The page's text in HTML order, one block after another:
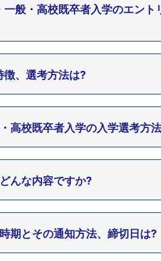
一般・高校既卒者入学のエン
徴、選考方法は?
高校既卒者入学の入学選考方
んな内容ですか?
期とその通知方法、締切日は?